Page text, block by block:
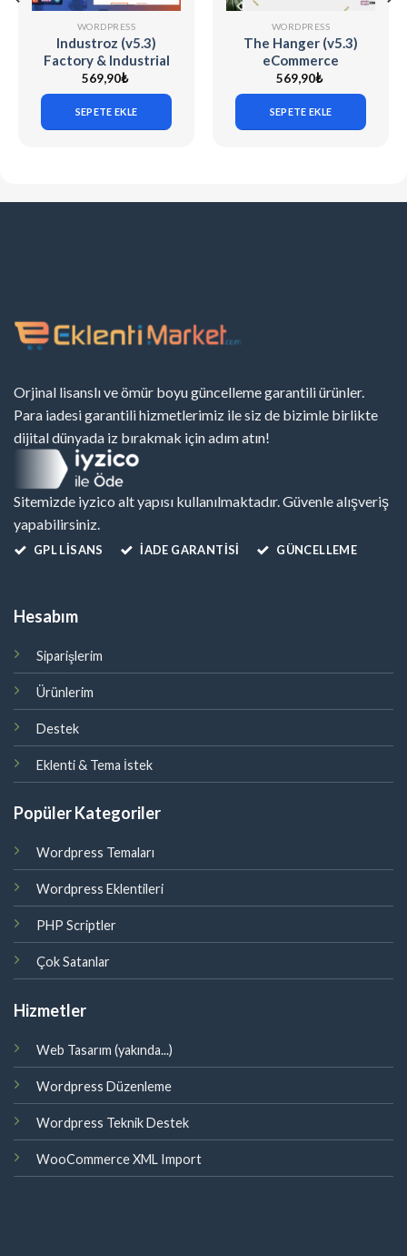
WORDPRESS
Industroz (v5.3)
Factory & Industrial
WordPress Theme
569,90₺
SEPETE EKLE
WORDPRESS
The Hanger (v5.3)
eCommerce
WordPress Theme
for WooCommerce
569,90₺
SEPETE EKLE
Orjinal lisanslı ve ömür boyu güncelleme garantili ürünler.
Para iadesi garantili hizmetlerimiz ile siz de bizimle birlikte
dijital dünyada iz bırakmak için adım atın!
Sitemizde iyzico alt yapısı kullanılmaktadır. Güvenle alışveriş
yapabilirsiniz.
GPL LISANS İADE GARANTİSİ GÜNCELLEME
Hesabım
Siparişlerim
Ürünlerim
Destek
Eklenti & Tema İstek
Popüler Kategoriler
Wordpress Temaları
Wordpress Eklentileri
PHP Scriptler
Çok Satanlar
Hizmetler
Web Tasarım (yakında...)
Wordpress Düzenleme
Wordpress Teknik Destek
WooCommerce XML Import